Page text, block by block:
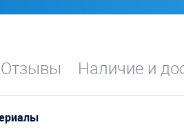
Отзывы Наличие и